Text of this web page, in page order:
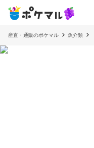
産直・通販のポケマル 魚介類